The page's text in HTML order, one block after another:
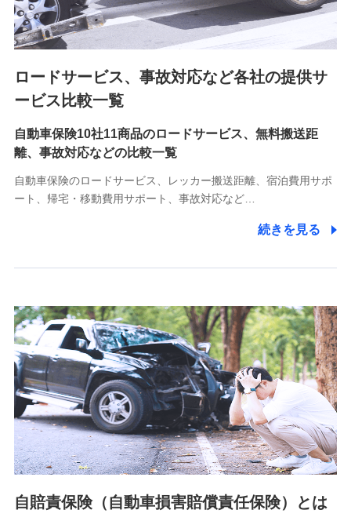
取引先としての選定業務、営業情報の提供業務、契約締結手
続き業務、取引管理業務、およびこれらに準ずる業務の遂行
のため
9.お問い合わせ情報
各種お問い合わせに対応するため
10.受託業務の 個人情報
受託業務の遂行およびこれらに準ずる業務の遂行のため
11.マイカー通勤管理クラウド並びに法人向けASPサー
をお送りするため
分析するため
当社の対応品質向上やお問い合わせ内容の正確な把握のため
個人情報保護管理者の職名、連絡先
株式会社ドコモ・インシュアランス 営業部長
〒103-0013 東京都中央区日本橋人形町2-14-10 アーバン
ネット日本橋ビル 3F
株式会社ドコモ・インシュアランス
個人情報の第三者提供について
除き、第三者に提供いたしません。
ロードサービス、事故対応など各社の提供サ
ービス比較一覧
自動車保険10社11商品のロードサービス、無料搬送距
離、事故対応などの比較一覧
自動車保険のロードサービス、レッカー搬送距離、宿泊費用サポ
ート、帰宅・移動費用サポート、事故対応など…
続きを見る
自賠責保険（自動車損害賠償責任保険）とは